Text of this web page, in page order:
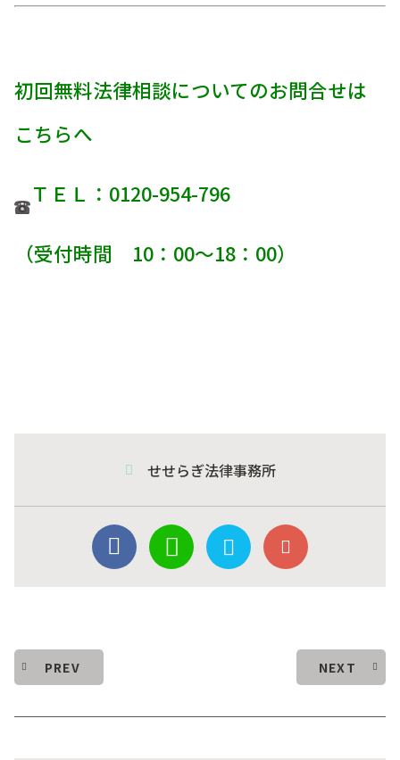
初回無料法律相談についてのお問合せは
こちらへ
ＴＥＬ：0120-954-796
（受付時間 10：00～18：00）
せせらぎ法律事務所
PREV NEXT